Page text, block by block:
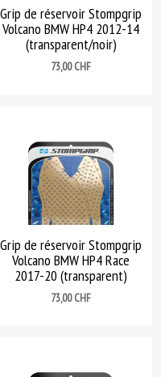
Grip de réservoir Stompgrip
Volcano BMW HP4 2012-14
(transparent/noir)
Prix
73,00 CHF
Grip de réservoir Stompgrip
Volcano BMW HP4 Race
2017-20 (transparent)
Prix
73,00 CHF